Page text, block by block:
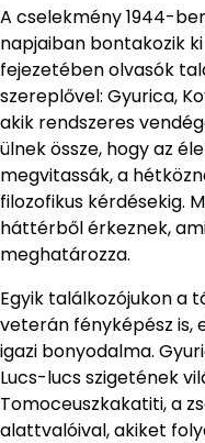
A cselekmény 1944-
napjaiban bontakozik
fejezetében olvasók
szereplővel: Gyurica,
akik rendszeres
ülnek össze, hogy az
megvitassák, a
filozofikus kérdésekig.
háttérből érkeznek,
meghatározza.
Egyik találkozójukon a
veterán fényképész is,
igazi bonyodalma.
Lucs-lucs szigetének
Tomoceuszkakatiti, a
alattvalóival, akiket